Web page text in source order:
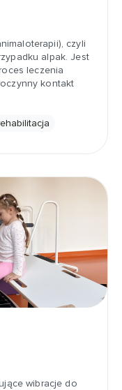
czyli
alpak. Jest
leczenia
kontakt
wibracje do